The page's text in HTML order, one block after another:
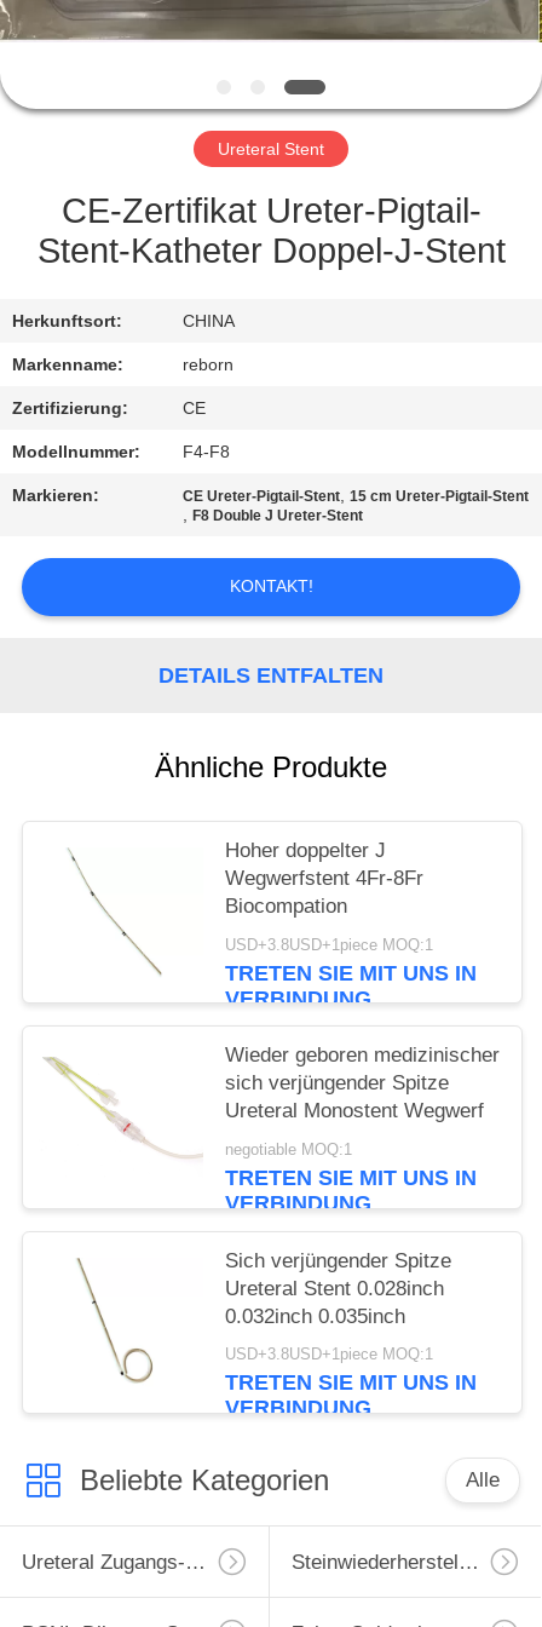
TRETEN
SIE
MIT
VERBINDUNG
FORDERN
SIE
EIN
ZITAT
PRIVACY
Ureteral Stent
CE-Zertifikat Ureter-Pigtail-
Stent-Katheter Doppel-J-Stent
Herkunftsort: CHINA
Markenname: reborn
Zertifizierung: CE
Modellnummer: F4-F8
Markieren: CE Ureter-Pigtail-Stent,15 cm Ureter-Pigtail-Stent
,F8 Double J Ureter-Stent
KONTAKT!
DETAILS ENTFALTEN
Ähnliche Produkte
Hoher doppelter J
Wegwerfstent 4Fr-8Fr
Biocompation
USD+3.8USD+1piece MOQ:1
TRETEN SIE MIT UNS IN
VERBINDUNG
Wieder geboren medizinischer
sich verjüngender Spitze
Ureteral Monostent Wegwerf
negotiable MOQ:1
TRETEN SIE MIT UNS IN
VERBINDUNG
Sich verjüngender Spitze
Ureteral Stent 0.028inch
0.032inch 0.035inch
USD+3.8USD+1piece MOQ:1
TRETEN SIE MIT UNS IN
VERBINDUNG
Beliebte Kategorien Alle
Ureteral Zugangs-Hülle Steinwiederherstellungs-Korb